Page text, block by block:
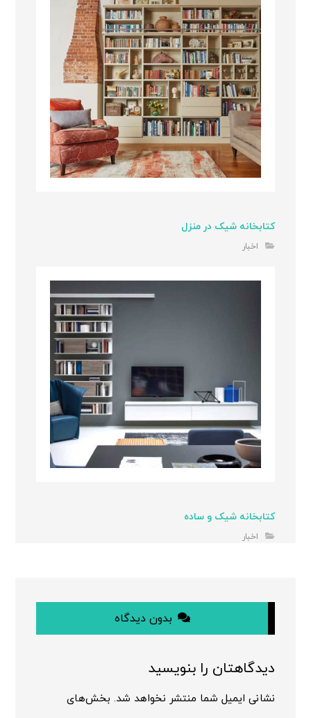
کتابخانه شیک در منزل
اخبار
کتابخانه شیک و ساده
اخبار
بدون دیدگاه
دیدگاهتان را بنویسید
نشانی ایمیل شما منتشر نخواهد شد. بخش‌های